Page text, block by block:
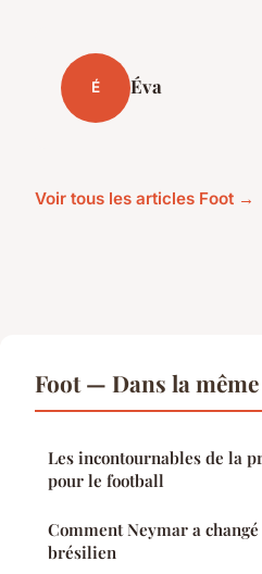
É Éva
Voir tous les articles Foot →
Foot — Dans la
Les incontournables de la
pour le football
Comment Neymar a
brésilien